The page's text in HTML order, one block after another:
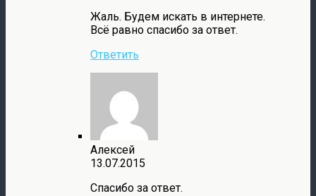
Жаль. Будем искать в интернете.
Всё равно спасибо за ответ.
Ответить
Алексей
13.07.2015
Спасибо за ответ.